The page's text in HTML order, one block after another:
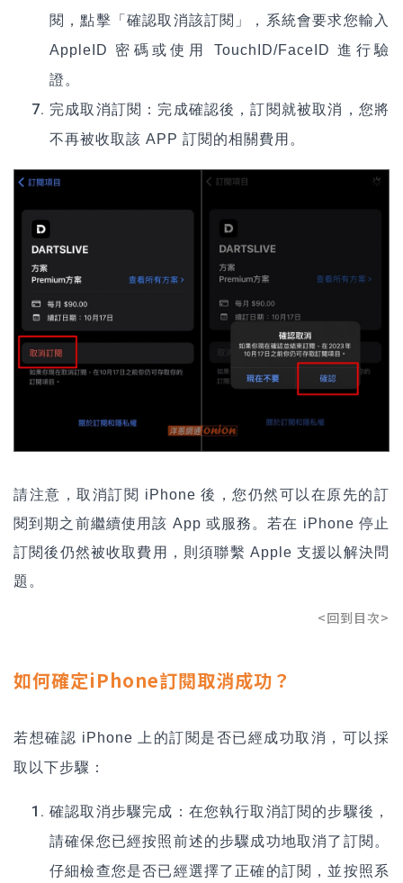
閱，點擊「確認取消該訂閱」，系統會要求您輸入
AppleID 密碼或使用 TouchID/FaceID 進行驗
證。
完成取消訂閱：完成確認後，訂閱就被取消，您將
不再被收取該 APP 訂閱的相關費用。
請注意，取消訂閱 iPhone 後，您仍然可以在原先的訂
閱到期之前繼續使用該 App 或服務。若在 iPhone 停止
訂閱後仍然被收取費用，則須聯繫 Apple 支援以解決問
題。
<回到目次>
如何確定iPhone訂閱取消成功？
若想確認 iPhone 上的訂閱是否已經成功取消，可以採
取以下步驟：
確認取消步驟完成：在您執行取消訂閱的步驟後，
請確保您已經按照前述的步驟成功地取消了訂閱。
仔細檢查您是否已經選擇了正確的訂閱，並按照系